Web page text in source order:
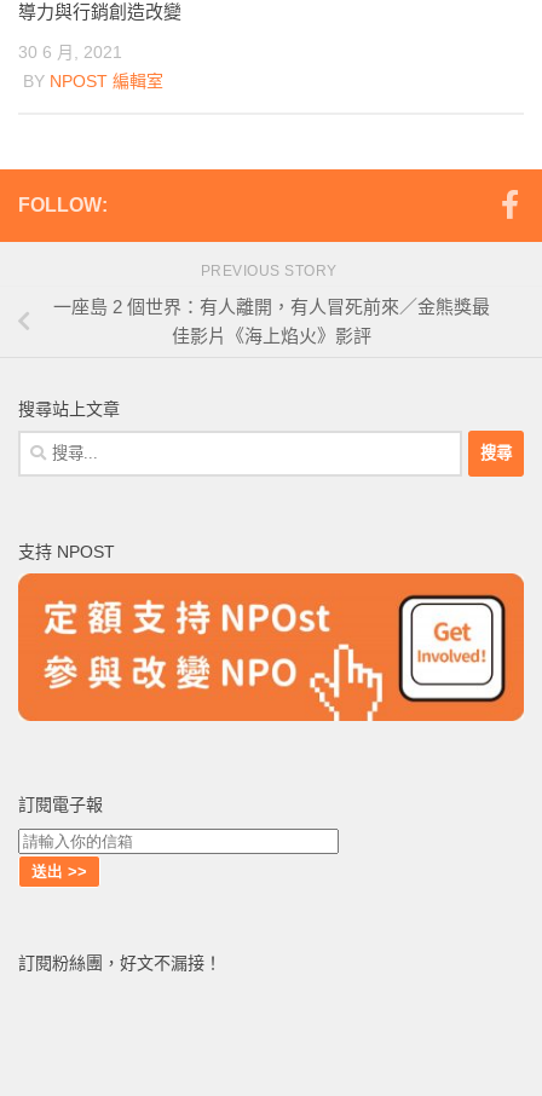
導力與行銷創造改變
30 6 月, 2021
BY NPOST 編輯室
FOLLOW:
PREVIOUS STORY
一座島 2 個世界：有人離開，有人冒死前來／金熊獎最
佳影片《海上焰火》影評
搜尋站上文章
搜
尋
字:
支持 NPOST
訂閱電子報
訂閱粉絲團，好文不漏接！